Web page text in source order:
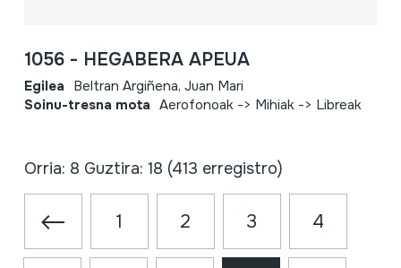
1056 - HEGABERA APEUA
Egilea Beltran Argiñena, Juan Mari
Soinu-tresna mota Aerofonoak -> Mihiak -> Libreak
Orria: 8 Guztira: 18 (413 erregistro)
1 2 3 4